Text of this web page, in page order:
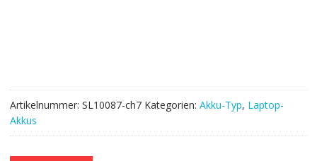
Artikelnummer: SL10087-ch7 Kategorien: Akku-Typ, Laptop-
Akkus